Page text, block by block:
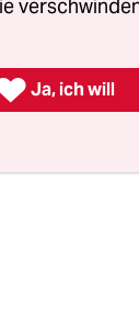
Ja, ich will